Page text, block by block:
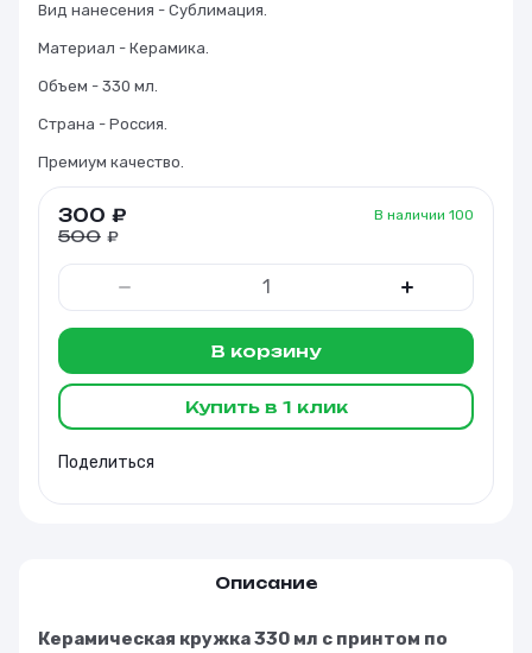
Вид нанесения - Сублимация.
Материал - Керамика.
Объем - 330 мл.
Страна - Россия.
Премиум качество.
В наличии 100
500 ₽
300 ₽
В корзину
Купить в 1 клик
Поделиться
Описание
Керамическая кружка 330 мл с принтом по